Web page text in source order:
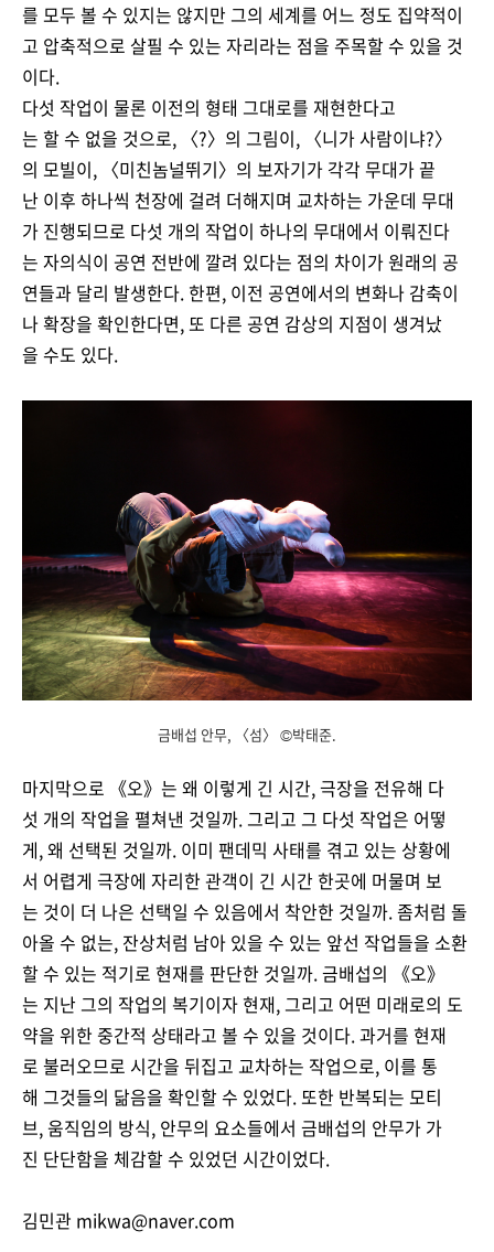
를 모두 볼 수 있지는 않지만 그의 세계를 어느 정도 집약적이
고 압축적으로 살필 수 있는 자리라는 점을 주목할 수 있을 것
이다.
다섯 작업이 물론 이전의 형태 그대로를 재현한다고
는 할 수 없을 것으로, 〈?〉의 그림이, 〈니가 사람이냐?〉
의 모빌이, 〈미친놈널뛰기〉의 보자기가 각각 무대가 끝
난 이후 하나씩 천장에 걸려 더해지며 교차하는 가운데 무대
가 진행되므로 다섯 개의 작업이 하나의 무대에서 이뤄진다
는 자의식이 공연 전반에 깔려 있다는 점의 차이가 원래의 공
연들과 달리 발생한다. 한편, 이전 공연에서의 변화나 감축이
나 확장을 확인한다면, 또 다른 공연 감상의 지점이 생겨났
을 수도 있다.
금배섭 안무, 〈섬〉 ©박태준.
마지막으로 《오》는 왜 이렇게 긴 시간, 극장을 전유해 다
섯 개의 작업을 펼쳐낸 것일까. 그리고 그 다섯 작업은 어떻
게, 왜 선택된 것일까. 이미 팬데믹 사태를 겪고 있는 상황에
서 어렵게 극장에 자리한 관객이 긴 시간 한곳에 머물며 보
는 것이 더 나은 선택일 수 있음에서 착안한 것일까. 좀처럼 돌
아올 수 없는, 잔상처럼 남아 있을 수 있는 앞선 작업들을 소환
할 수 있는 적기로 현재를 판단한 것일까. 금배섭의 《오》
는 지난 그의 작업의 복기이자 현재, 그리고 어떤 미래로의 도
약을 위한 중간적 상태라고 볼 수 있을 것이다. 과거를 현재
로 불러오므로 시간을 뒤집고 교차하는 작업으로, 이를 통
해 그것들의 닮음을 확인할 수 있었다. 또한 반복되는 모티
브, 움직임의 방식, 안무의 요소들에서 금배섭의 안무가 가
진 단단함을 체감할 수 있었던 시간이었다.
김민관 mikwa@naver.com